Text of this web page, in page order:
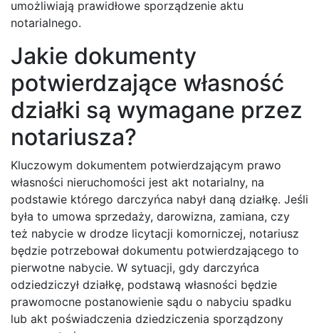
umożliwiają prawidłowe sporządzenie aktu
notarialnego.
Jakie dokumenty
potwierdzające własność
działki są wymagane przez
notariusza?
Kluczowym dokumentem potwierdzającym prawo
własności nieruchomości jest akt notarialny, na
podstawie którego darczyńca nabył daną działkę. Jeśli
była to umowa sprzedaży, darowizna, zamiana, czy
też nabycie w drodze licytacji komorniczej, notariusz
będzie potrzebował dokumentu potwierdzającego to
pierwotne nabycie. W sytuacji, gdy darczyńca
odziedziczył działkę, podstawą własności będzie
prawomocne postanowienie sądu o nabyciu spadku
lub akt poświadczenia dziedziczenia sporządzony